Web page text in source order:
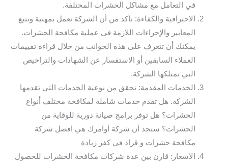
في التعامل مع مشاكل الحشرات المختلفة.
الاحترافية والكفاءة: تأكد من أن الشركة تعمل بمهنية وتتبع
المعايير والإجراءات اللازمة في عملية مكافحة الحشرات.
يمكنك أن تتعرف على هذه الجوانب من خلال قراءة تقييمات
العملاء السابقين أو الاستفسار عن الشهادات والتراخيص
التي تمتلكها الشركة.
الخدمات المقدمة: تحقق من نوعية الخدمات التي تقدمها
الشركة. هل تقدم خدمات شاملة لمكافحة مختلف أنواع
الحشرات؟ هل توفر برامج صيانة دورية للوقاية من
الحشرات؟ ستجد أن شركة أوامرك هي افضل شركة
مكافحة حشرات و قراد في كفر زيادة
الأسعار: قارن بين عدة شركات مكافحة الحشرات للحصول